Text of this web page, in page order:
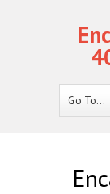
Go To...